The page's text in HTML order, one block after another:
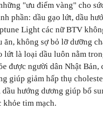
"ưu điểm vàng" cho
phần: dầu gạo lứt, dầu
Light các nữ BTV
ăn, không sợ bỏ lỡ dưỡng
lứt là loại dầu luôn nằm
được người dân Nhật
giúp giảm hấp thụ
dầu hướng dương giúp bổ
khỏe tim mạch.